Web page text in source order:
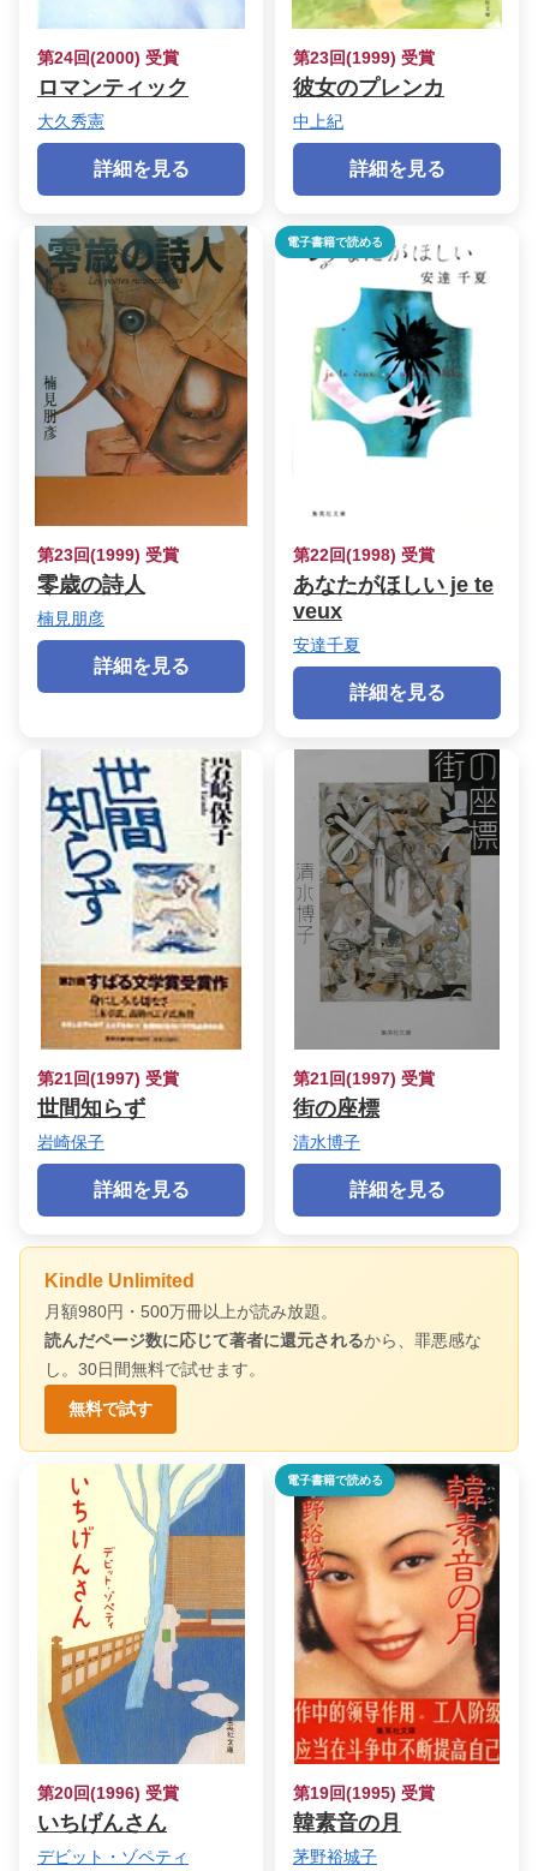
第24回(2000) 受賞
ロマンティック
大久秀憲
詳細を見る
第23回(1999) 受賞
彼女のプレンカ
中上紀
詳細を見る
第23回(1999) 受賞
零歳の詩人
楠見朋彦
詳細を見る
電子書籍で読める
第22回(1998) 受賞
あなたがほしい je te
veux
安達千夏
詳細を見る
第21回(1997) 受賞
世間知らず
岩崎保子
詳細を見る
第21回(1997) 受賞
街の座標
清水博子
詳細を見る
Kindle Unlimited
月額980円・500万冊以上が読み放題。
読んだページ数に応じて著者に還元されるから、罪悪感な
し。30日間無料で試せます。
無料で試す
第20回(1996) 受賞
いちげんさん
デビット・ゾペティ
電子書籍で読める
第19回(1995) 受賞
韓素音の月
茅野裕城子